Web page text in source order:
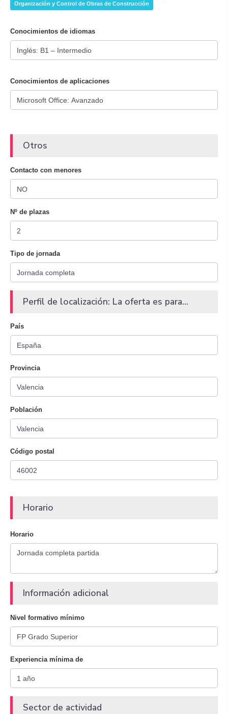
Organización y Control de Obras de Construcción
Conocimientos de idiomas
Conocimientos de aplicaciones
Otros
Contacto con menores
Nº de plazas
Tipo de jornada
Perfil de localización: La oferta es para...
País
Provincia
Población
Código postal
Horario
Horario
Información adicional
Nivel formativo mínimo
Experiencia mínima de
Sector de actividad